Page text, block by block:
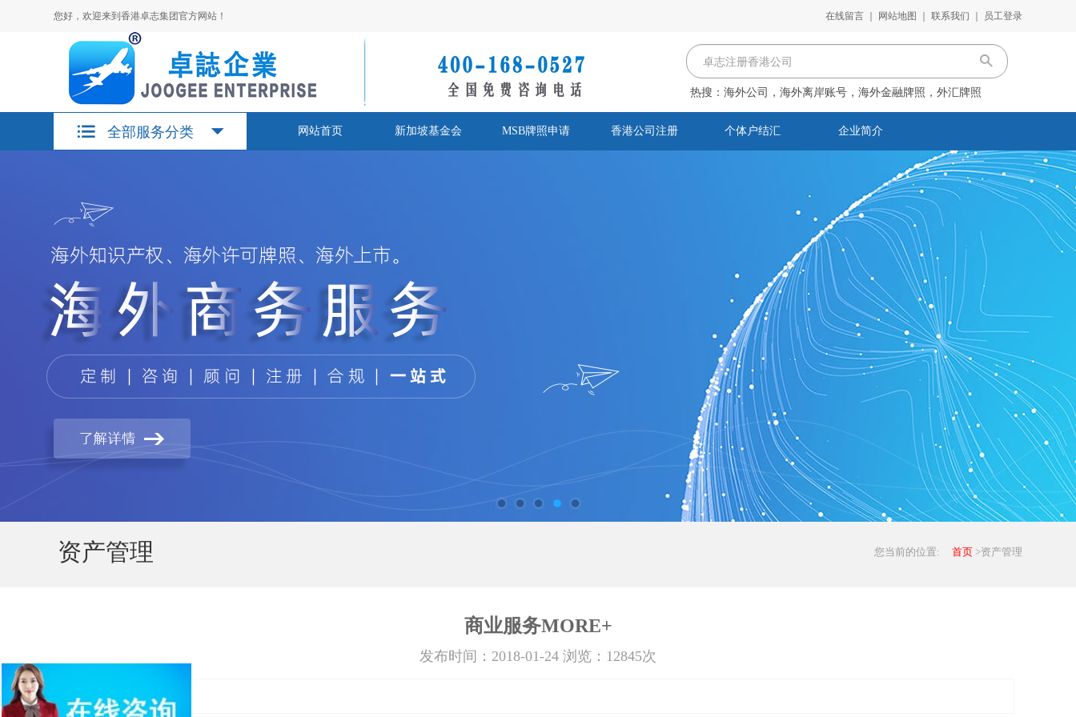
您好，欢迎来到香港卓志集团官方网站！ 在线留言 网站地图 联系我们 员工登录
热搜： 海外公司，海外离岸账号，海外金融牌照，外汇牌照
全部服务分类 网站首页 新加坡基金会 MSB牌照申请 香港公司注册 个体户结汇 企业简介
资产管理 您当前的位置: 首页 >资产管理
商业服务MORE+
发布时间：2018-01-24 浏览：12845次
香港保险MORE+